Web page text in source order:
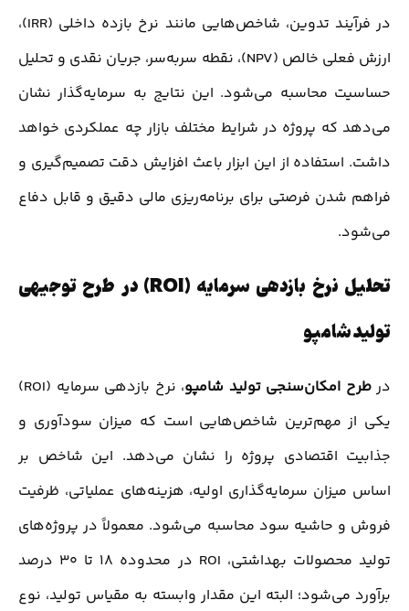
در فرآیند تدوین، شاخص‌هایی مانند نرخ بازده داخلی (IRR)،
ارزش فعلی خالص (NPV)، نقطه سربه‌سر، جریان نقدی و تحلیل
حساسیت محاسبه می‌شود. این نتایج به سرمایه‌گذار نشان
می‌دهد که پروژه در شرایط مختلف بازار چه عملکردی خواهد
داشت. استفاده از این ابزار باعث افزایش دقت تصمیم‌گیری و
فراهم شدن فرصتی برای برنامه‌ریزی مالی دقیق و قابل دفاع
می‌شود.
تحلیل نرخ بازدهی سرمایه (ROI) در طرح توجیهی
تولید شامپو
درطرح امکان‌سنجی تولید شامپو
، نرخ بازدهی سرمایه (ROI)
یکی از مهم‌ترین شاخص‌هایی است که میزان سودآوری و
جذابیت اقتصادی پروژه را نشان می‌دهد. این شاخص بر
اساس میزان سرمایه‌گذاری اولیه، هزینه‌های عملیاتی، ظرفیت
فروش و حاشیه سود محاسبه می‌شود. معمولاً در پروژه‌های
تولید محصولات بهداشتی، ROI در محدوده ۱۸ تا ۳۰ درصد
برآورد می‌شود؛ البته این مقدار وابسته به مقیاس تولید، نوع